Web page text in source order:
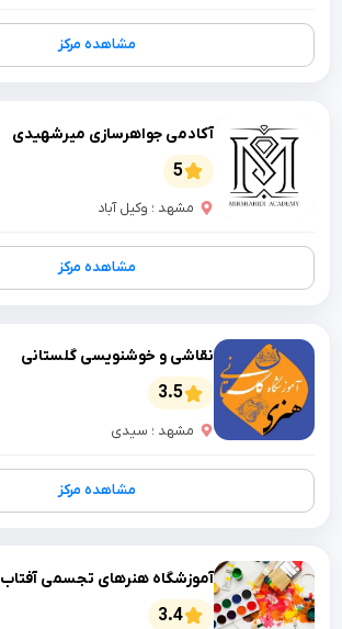
مشاهده مرکز
آکادمی جواهرسازی میرشهیدی
5
مشهد ؛ وکیل آباد
مشاهده مرکز
نقاشی و خوشنویسی گلستانی
3.5
مشهد ؛ سیدی
مشاهده مرکز
آموزشگاه هنرهای تجسمی آفتاب
3.4